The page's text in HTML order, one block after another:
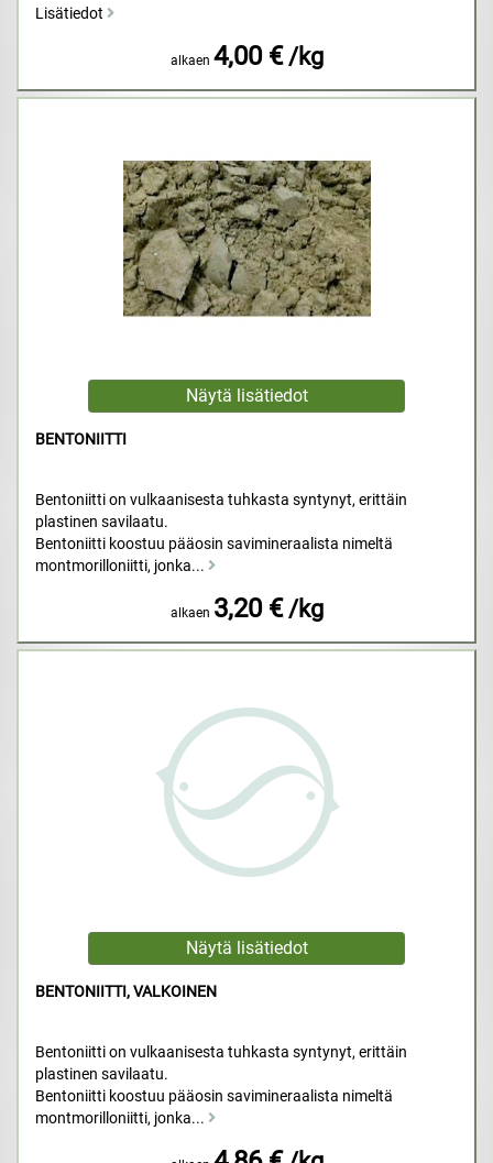
Lisätiedot
alkaen 4,00 € /kg
BENTONIITTI
Bentoniitti on vulkaanisesta tuhkasta syntynyt, erittäin
plastinen savilaatu.
Bentoniitti koostuu pääosin savimineraalista nimeltä
montmorilloniitti, jonka...
alkaen 3,20 € /kg
BENTONIITTI, VALKOINEN
Bentoniitti on vulkaanisesta tuhkasta syntynyt, erittäin
plastinen savilaatu.
Bentoniitti koostuu pääosin savimineraalista nimeltä
montmorilloniitti, jonka...